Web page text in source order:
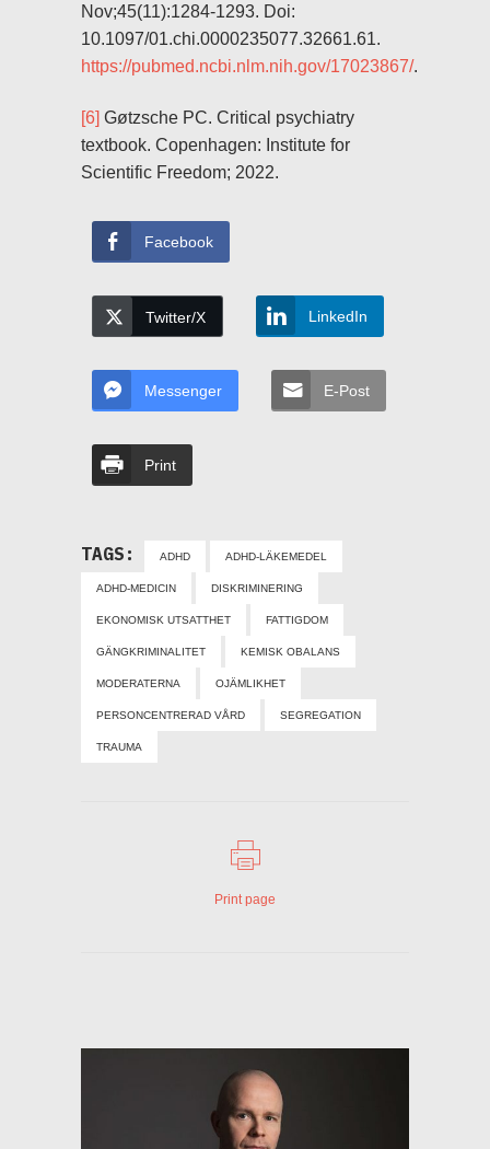
Nov;45(11):1284-1293. Doi:
10.1097/01.chi.0000235077.32661.61.
https://pubmed.ncbi.nlm.nih.gov/17023867/.
[6] Gøtzsche PC. Critical psychiatry
textbook. Copenhagen: Institute for
Scientific Freedom; 2022.
Facebook
Twitter/X LinkedIn
Messenger E-Post
Print
TAGS: ADHD ADHD-LÄKEMEDEL
ADHD-MEDICIN DISKRIMINERING
EKONOMISK UTSATTHET FATTIGDOM
GÄNGKRIMINALITET KEMISK OBALANS
MODERATERNA OJÄMLIKHET
PERSONCENTRERAD VÅRD SEGREGATION
TRAUMA
Print page